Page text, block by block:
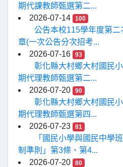
期代課教師甄選第二...
2026-07-14
100
公告本校115學年度第
章(一次公告分次招考...
2026-07-16
93
彰化縣大村鄉大村國民
期代理教師甄選第二...
2026-07-20
90
彰化縣大村鄉大村國民
期代理教師甄選第四...
2026-07-23
81
「國民小學與國民中學
制準則」第3條、第4...
2026-07-20
80